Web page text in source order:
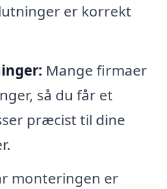
er korrekt
Mange firmaer
så du får et
præcist til dine
monteringen er